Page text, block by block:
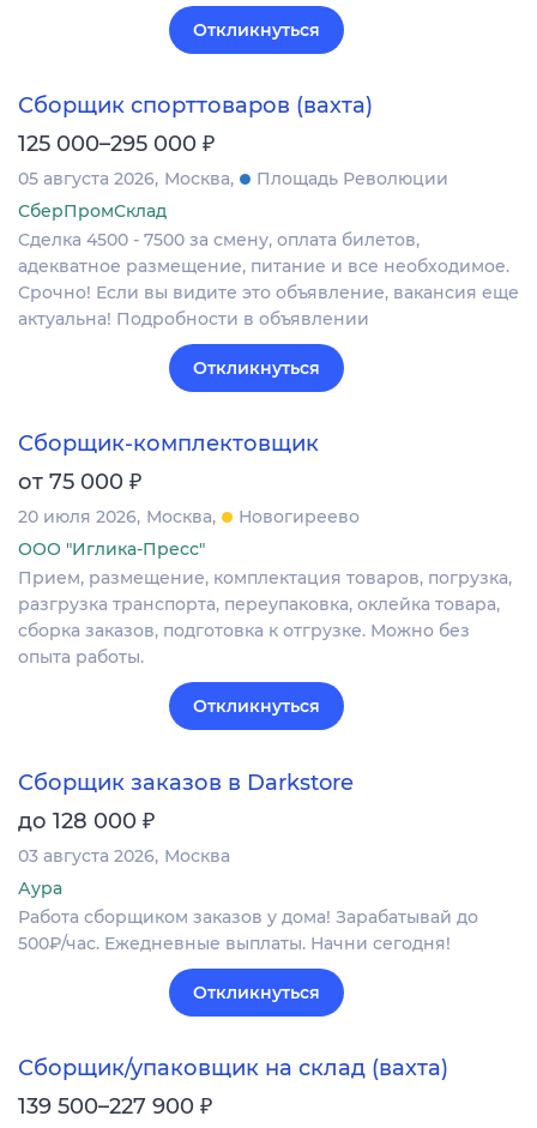
Откликнуться
Сборщик спорттоваров (вахта)
125 000–295 000 ₽
05 августа 2026 Москва
Площадь Революции
СберПромСклад
Сделка 4500 - 7500 за смену, оплата билетов,
адекватное размещение, питание и все необходимое.
Срочно! Если вы видите это объявление, вакансия еще
актуальна! Подробности в объявлении
Откликнуться
Сборщик-комплектовщик
от 75 000 ₽
20 июля 2026 Москва
Новогиреево
ООО "Иглика-Пресс"
Прием, размещение, комплектация товаров, погрузка,
разгрузка транспорта, переупаковка, оклейка товара,
сборка заказов, подготовка к отгрузке. Можно без
опыта работы.
Откликнуться
Сборщик заказов в Darkstore
до 128 000 ₽
03 августа 2026 Москва
Аура
Работа сборщиком заказов у дома! Зарабатывай до
500₽/час. Ежедневные выплаты. Начни сегодня!
Откликнуться
Сборщик/упаковщик на склад (вахта)
139 500–227 900 ₽